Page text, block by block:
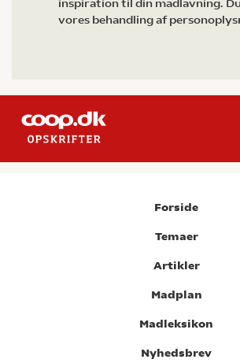
inspiration til din madlavning.
vores behandling af
Forside
Temaer
Artikler
Madplan
Madleksikon
Nyhedsbrev